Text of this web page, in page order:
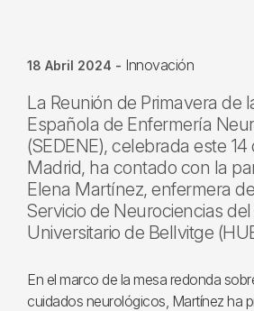
18 Abril 2024 - Innovación
La Reunión de Primavera de
Española de Enfermería
(SEDENE), celebrada este 14
Madrid, ha contado con la
Elena Martínez, enfermera
Servicio de Neurociencias
Universitario de Bellvitge
En el marco de la mesa redonda
cuidados neurológicos, Martínez ha